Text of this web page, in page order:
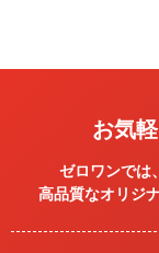
お気
ゼロワンでは
高品質なオリジ